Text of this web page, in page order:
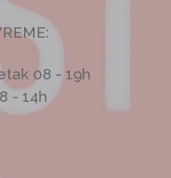
08 - 19h
- 14h